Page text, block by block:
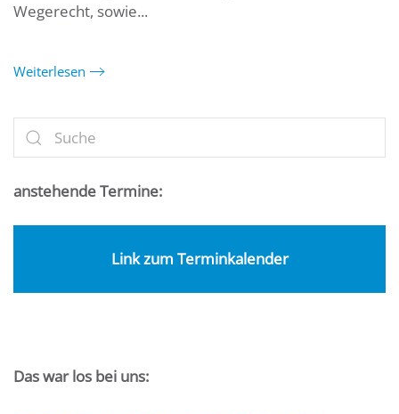
Wegerecht, sowie...
Weiterlesen
anstehende Termine:
Link zum Terminkalender
Das war los bei uns: